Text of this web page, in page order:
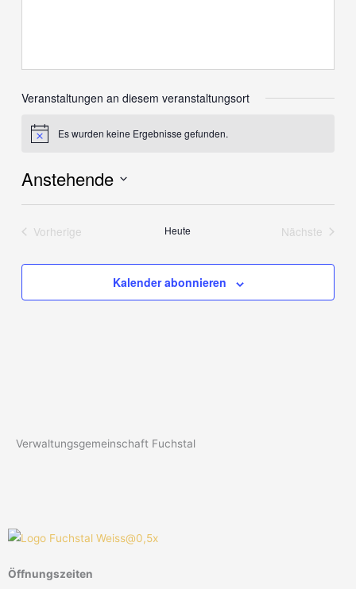
Veranstaltungen an diesem veranstaltungsort
HinweisEs wurden keine Ergebnisse gefunden.
Anstehende
Vorherige
Heute
Nächste
Kalender abonnieren
Verwaltungsgemeinschaft Fuchstal
Öffnungszeiten